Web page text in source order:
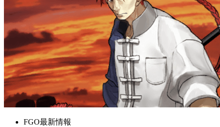
FGO最新情報